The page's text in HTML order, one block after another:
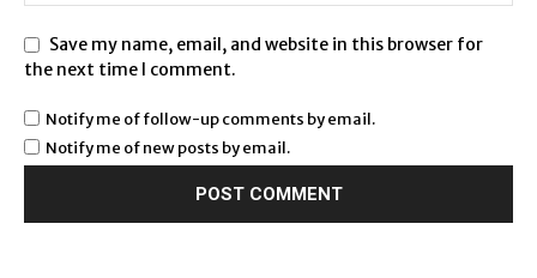
Save my name, email, and website in this browser for
the next time I comment.
Notify me of follow-up comments by email.
Notify me of new posts by email.